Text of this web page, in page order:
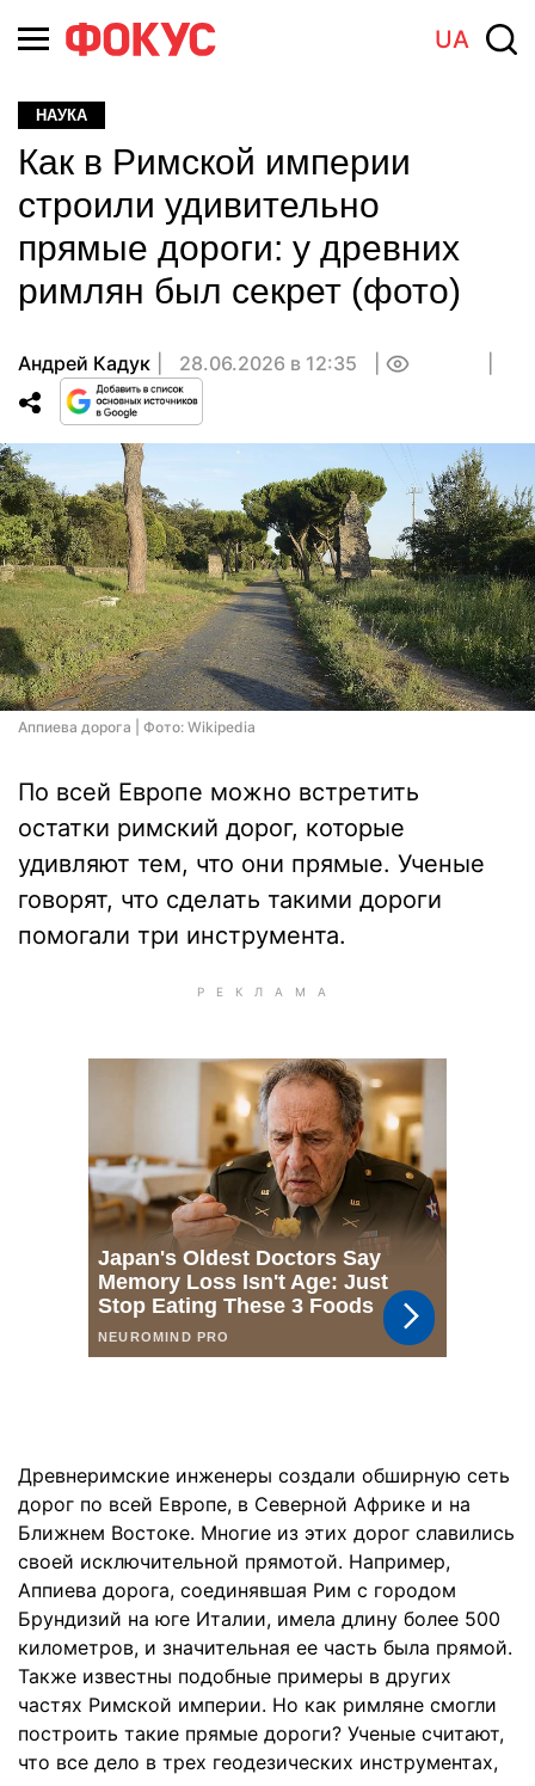
UA
НАУКА
Как в Римской империи
строили удивительно
прямые дороги: у древних
римлян был секрет (фото)
Андрей Кадук 28.06.2026 в 12:35
Аппиева дорога | Фото: Wikipedia
По всей Европе можно встретить
остатки римский дорог, которые
удивляют тем, что они прямые. Ученые
говорят, что сделать такими дороги
помогали три инструмента.
Древнеримские инженеры создали обширную сеть
дорог по всей Европе, в Северной Африке и на
Ближнем Востоке. Многие из этих дорог славились
своей исключительной прямотой. Например,
Аппиева дорога, соединявшая Рим с городом
Брундизий на юге Италии, имела длину более 500
километров, и значительная ее часть была прямой.
Также известны подобные примеры в других
частях Римской империи. Но как римляне смогли
построить такие прямые дороги? Ученые считают,
что все дело в трех геодезических инструментах,